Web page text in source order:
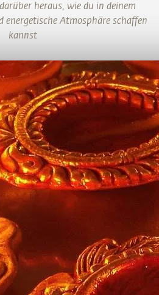
heraus, wie du in deinem
energetische Atmosphäre schaffen
kannst